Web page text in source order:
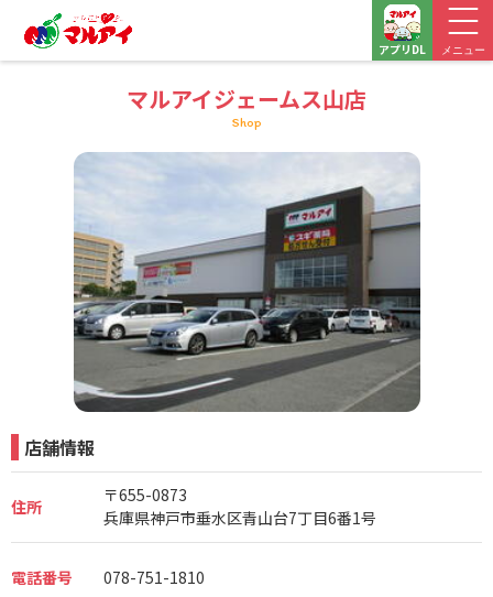
アプリDL メニュー
マルアイジェームス山店
Shop
店舗情報
住所
〒655-0873
兵庫県神戸市垂水区青山台7丁目6番1号
電話番号 078-751-1810